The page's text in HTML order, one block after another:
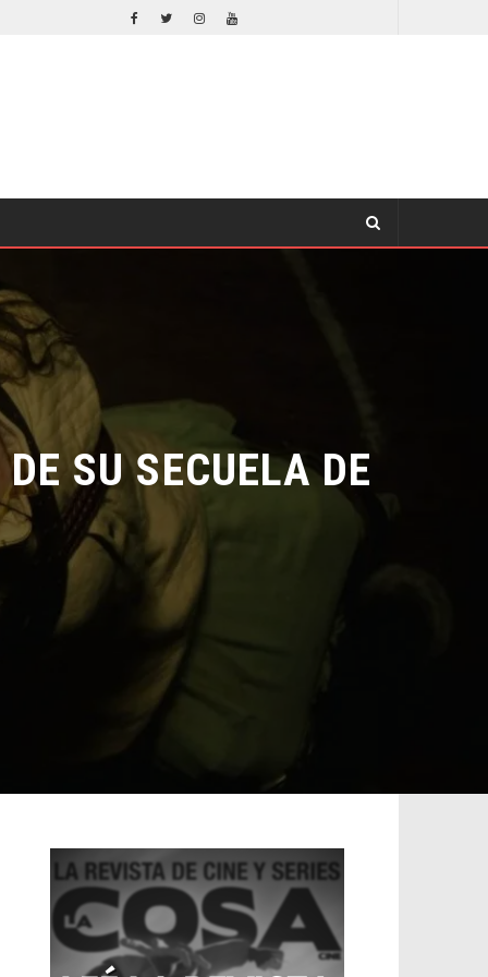
EL LIVE-ACTION DE ZELDA ELIGE A SU VILLANO
SU SECUELA DE